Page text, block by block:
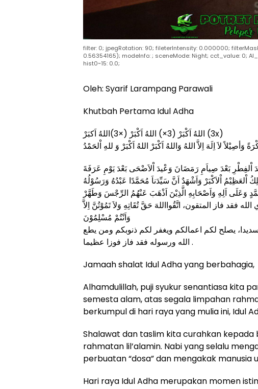
filter: 0; jpegRotation: 90; fileterIntensity: 0.000000;
0.56354165); modeInfo: ; sceneMode: Night; cct_value: 0;
hist0~15: 0.0;
Oleh: Syarif Larampang Parawali
Khutbah Pertama Idul Adha
اللهُ اَكْبَرْ (3×) اللهُ اَكْبَرْ (×3)اللهُ اَكبَرْ (3x)
وَأصِيْلاً لاَ اِلَهَ اِلاَّ اللهُ وَاللهُ اَكْبَرْ اللهُ اَكْبَرْ وَ للهِ اْلحَمْدُ
اْلفِطْرِ بَعْدَ صِياَمِ رَمَضَانَ وَعْيدَ اْلاَضْحَى بَعْدَ يَوْمِ عَرَفَةَ
وَعَلَى اَلِهِ وَاَصْحَابِهِ الَّذِيْنَ اَذْهَبَ عَنْهُمُ الرِّجْسَ وَطَهَّرْ
فقد فاز المتقون، اتَّقُوااللهَ حَقَّ تُقَاتِهِ وَلاَ تَمُوْتُنَّ اِلاَّ
وَاَنْتُمْ مُسْلِمُوْنَ
سديدا، يصلح لكم اعمالكم ويغفر لكم ذنوبكم ومن يطع
الله ورسوله فقد فاز فوزا عظيما .
Jamaah shalat Idul Adha yang berbahagia,
Alhamdulillah, puji syukur senantiasa kita
semesta alam, atas segala limpahan
berkumpul di hari raya yang mulia ini, Idul
Shalawat dan taslim kita curahkan kepada
rahmatan lil’alamin. Nabi yang selalu
perbuatan “dosa” dan mengakak manusia
Hari raya Idul Adha merupakan momen